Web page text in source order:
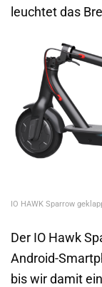
leuchtet das
IO HAWK Sparrow
Der IO Hawk
Android-
bis wir damit